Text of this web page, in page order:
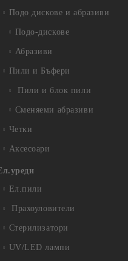
Подо дискове и абразиви
Подо-дискове
Абразиви
Пили и Бъфери
Пили и блок пили
Сменяеми абразиви
Четки
Аксесоари
Ел.пили
Прахоуловители
Стерилизатори
UV/LED лампи